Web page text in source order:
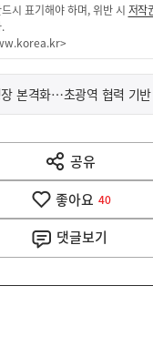
시 표기해야 하며, 위반 시 저작
>
공유
열
기
좋아요 40
댓글보기